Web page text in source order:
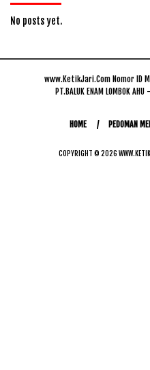
No posts yet.
www.KetikJari.Com Nomor ID
PT.BALUK ENAM LOMBOK
HOME PEDOMAN
COPYRIGHT © 2026